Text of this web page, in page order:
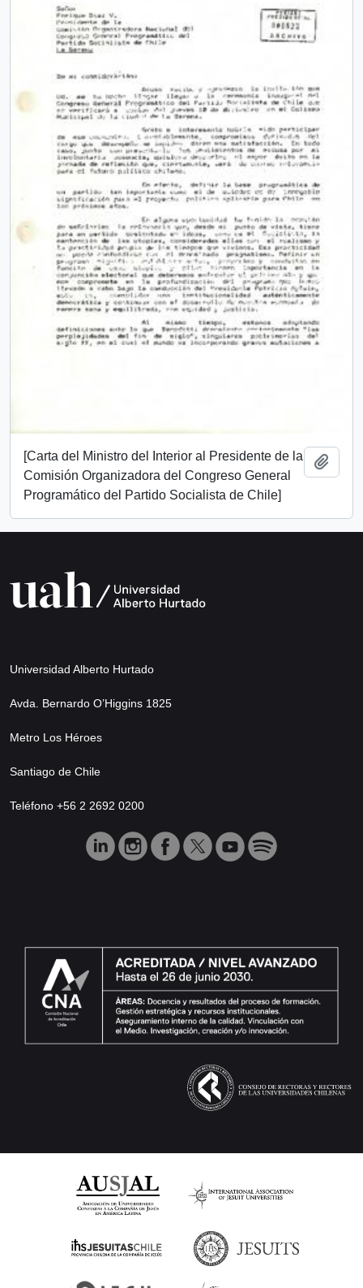
[Carta del Ministro del Interior al Presidente de la
Comisión Organizadora del Congreso General
Programático del Partido Socialista de Chile]
Universidad Alberto Hurtado
Avda. Bernardo O’Higgins 1825
Metro Los Héroes
Santiago de Chile
Teléfono +56 2 2692 0200